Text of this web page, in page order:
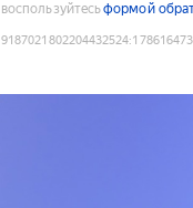
воспользуйтесьформой
9187021802204432524: